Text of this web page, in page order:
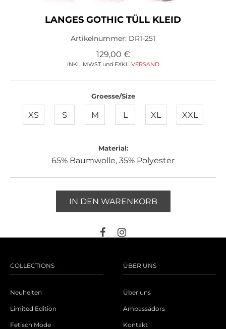
LANGES GOTHIC TÜLL KLEID
Artikelnummer: DR1-251
129,00 €
INKL. MWST und EXKL. VERSAND
Groesse/Size
XS S M L XL XXL
Material:
65% Baumwolle, 35% Polyester
IN DEN WARENKORB
COLLECTIONS
Neuheiten
Limited Edition
Fetisch Mode
ÜBER UNS
Über uns
Ambassadors
Kontakt